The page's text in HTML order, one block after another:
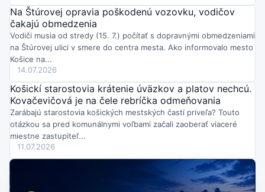
Na Štúrovej opravia poškodenú vozovku, vodičov
čakajú obmedzenia
Vodiči musia od stredy (15. 7.) počítať s dopravnými obmedzeniami
na Štúrovej ulici v smere do centra mesta. Ako informovalo mesto
Košice na...
14.07.2026
Košickí starostovia krátenie úväzkov a platov nechcú.
Kovačevičová je na čele rebríčka odmeňovania
Zarábajú starostovia košických mestských častí priveľa? Touto
otázkou sa pred komunálnymi voľbami začali zaoberať viaceré
miestne zastupiteľ...
11.07.2026